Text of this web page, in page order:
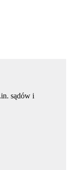
sądów i